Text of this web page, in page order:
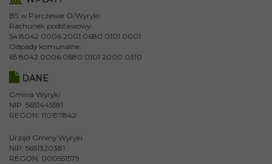
BS w Parczewie O/Wyryki
Rachunek podstawowy:
54 8042 0006 2001 0680 0101 0001
Odpady komunalne:
65 8042 0006 0680 0101 2000 0310
DANE
Gmina Wyryki
NIP: 5651445591
REGON: 110197842
Urząd Gminy Wyryki
NIP: 5651320381
REGON: 000551579